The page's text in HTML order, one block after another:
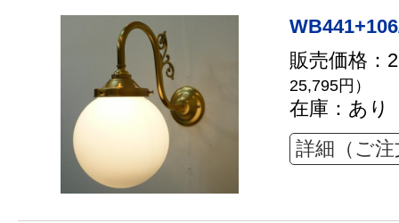
販売価格：
25,795円）
在庫：あり
詳細（ご